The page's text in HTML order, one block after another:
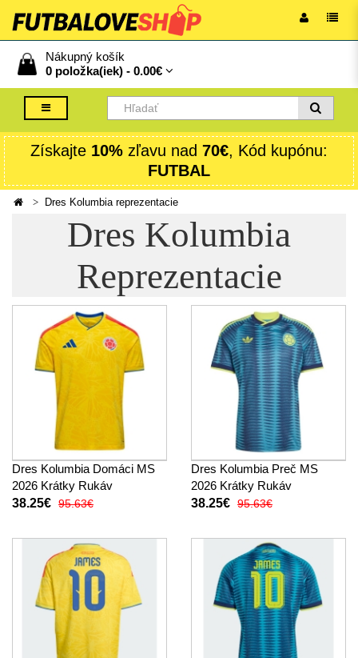
Nákupný košík
0 položka(iek) - 0.00€
Získajte 10% zľavu nad 70€, Kód kupónu:
FUTBAL
Dres Kolumbia reprezentacie
Dres Kolumbia
Reprezentacie
Dres Kolumbia Domáci MS
2026 Krátky Rukáv
38.25€ 95.63€
Dres Kolumbia Preč MS
2026 Krátky Rukáv
38.25€ 95.63€